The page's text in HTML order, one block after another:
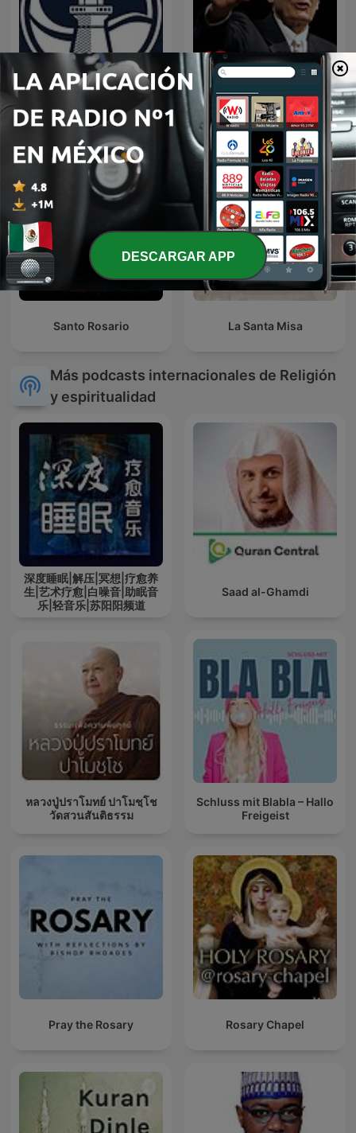
Predicaciones Cristianas
EL AMOR QUE VALE on
Oneplace.com
Santo Rosario La Santa Misa
Más podcasts internacionales de Religión
y espiritualidad
深度睡眠|解压|冥想|疗愈养
生|艺术疗愈|白噪音|助眠音
乐|轻音乐|苏阳阳频道
Saad al-Ghamdi
หลวงปู่ปราโมทย์ ปาโมชฺโช
วัดสวนสันติธรรม
Schluss mit Blabla – Hallo
Freigeist
Pray the Rosary Rosary Chapel
DESCARGAR APP